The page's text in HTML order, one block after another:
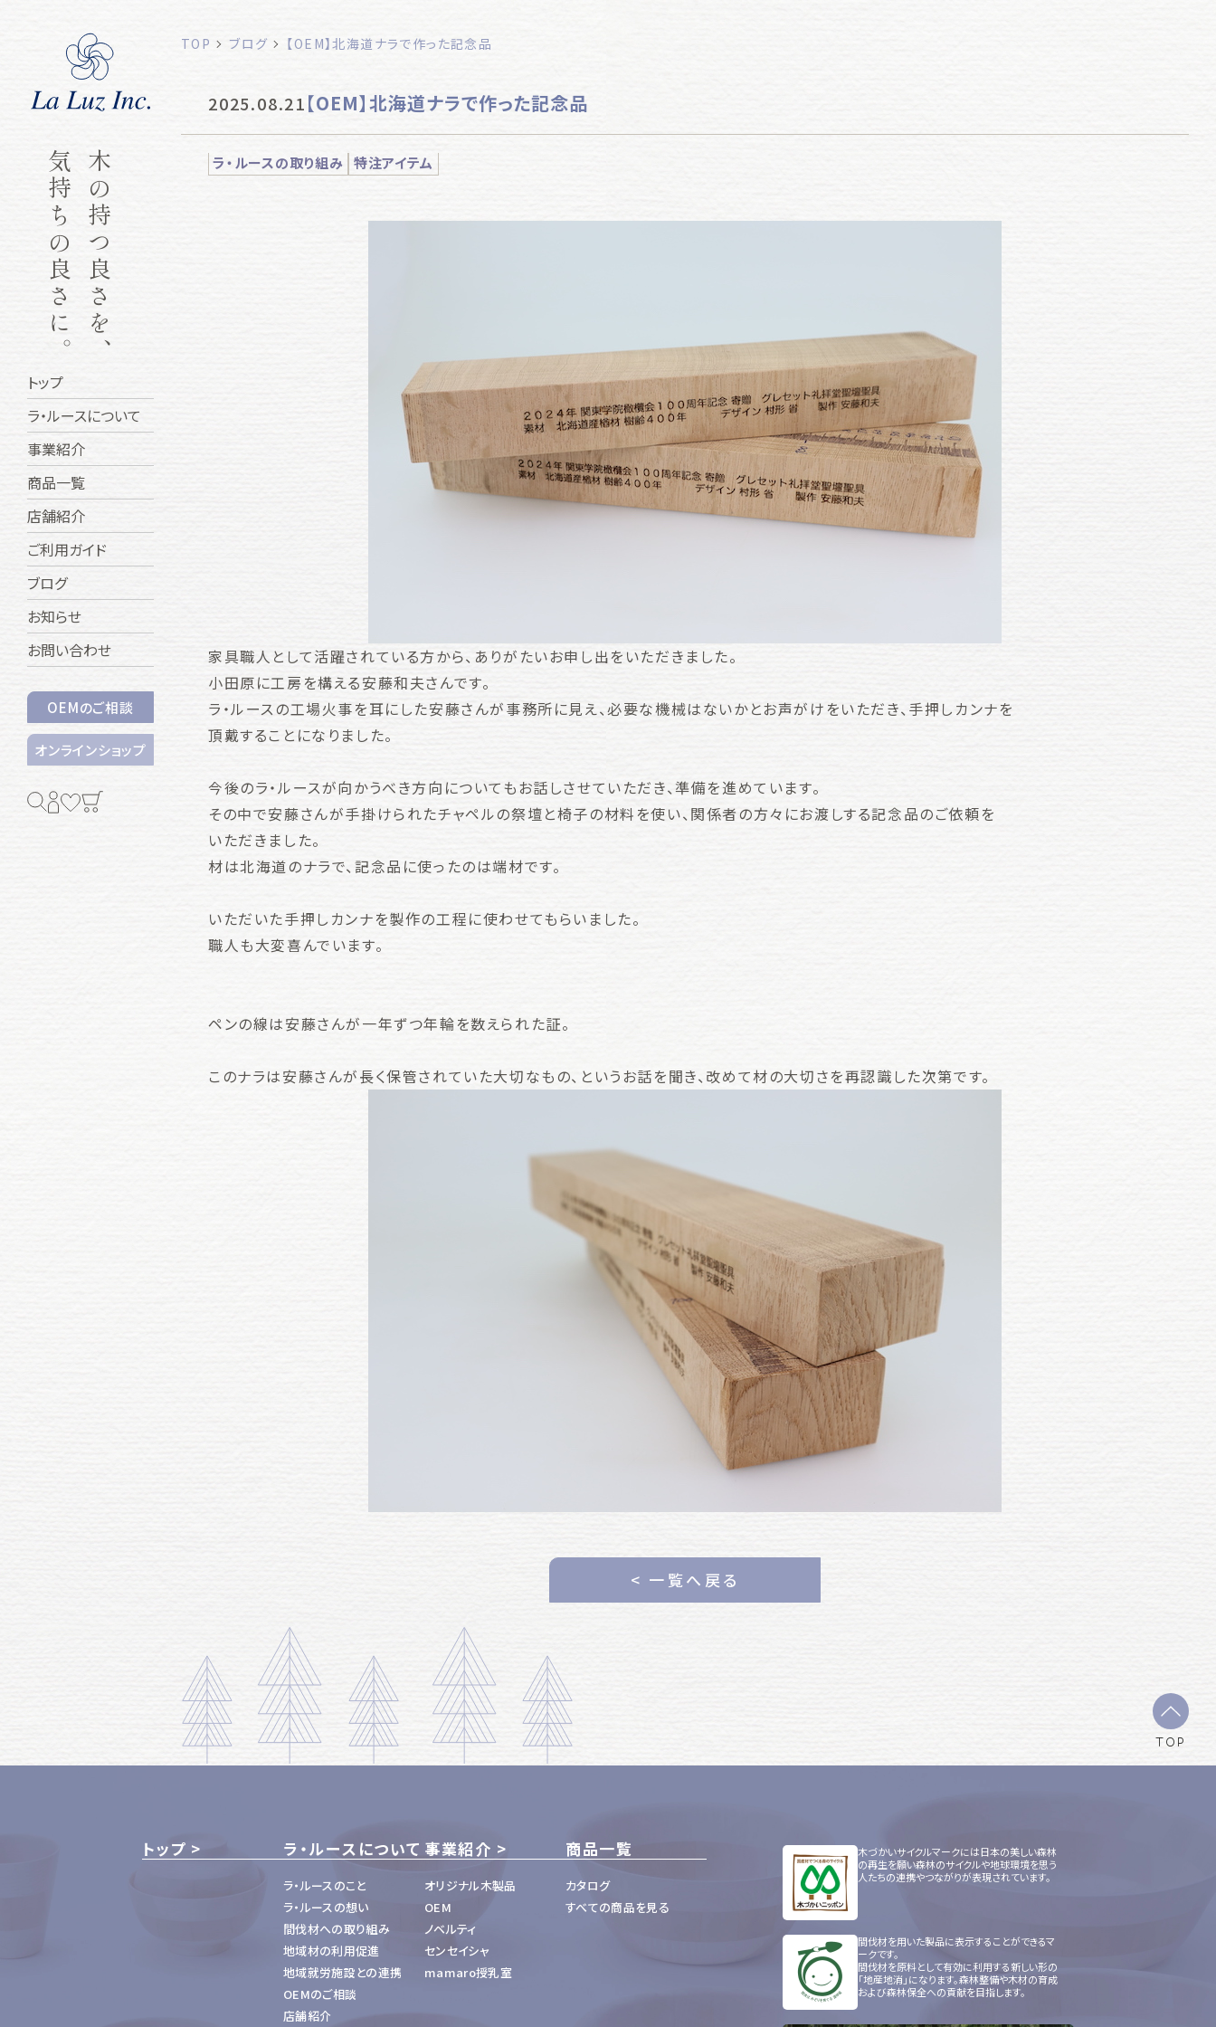
木の持つ良さを、
気持ちの良さに。
トップ
ラ・ルースについて
事業紹介
商品一覧
店舗紹介
ご利用ガイド
ブログ
お知らせ
お問い合わせ
OEMのご相談
オンラインショップ
TOP ブログ 【OEM】北海道ナラで作った記念品
2025.08.21【OEM】北海道ナラで作った記念品
ラ・ルースの取り組み 特注アイテム
家具職人として活躍されている方から、ありがたいお申し出をいただきました。
小田原に工房を構える安藤和夫さんです。
ラ・ルースの工場火事を耳にした安藤さんが事務所に見え、必要な機械はないかとお声がけをいただき、手押しカンナを
頂戴することになりました。
今後のラ・ルースが向かうべき方向についてもお話しさせていただき、準備を進めています。
その中で安藤さんが手掛けられたチャペルの祭壇と椅子の材料を使い、関係者の方々にお渡しする記念品のご依頼を
いただきました。
材は北海道のナラで、記念品に使ったのは端材です。
いただいた手押しカンナを製作の工程に使わせてもらいました。
職人も大変喜んでいます。
ペンの線は安藤さんが一年ずつ年輪を数えられた証。
このナラは安藤さんが長く保管されていた大切なもの、というお話を聞き、改めて材の大切さを再認識した次第です。
< 一覧へ戻る
TOP
トップ ラ・ルースについて
ラ・ルースのこと
ラ・ルースの想い
間伐材への取り組み
地域材の利用促進
地域就労施設との連携
OEMのご相談
店舗紹介
事業紹介
オリジナル木製品
OEM
ノベルティ
センセイシャ
mamaro授乳室
商品一覧
カタログ
すべての商品を見る
木づかいサイクルマークには日本の美しい森林
の再生を願い森林のサイクルや地球環境を思う
人たちの連携やつながりが表現されています。
間伐材を用いた製品に表示することができるマ
ークです。
間伐材を原料として有効に利用する新しい形の
「地産地消」になります。森林整備や木材の育成
および森林保全への貢献を目指します。